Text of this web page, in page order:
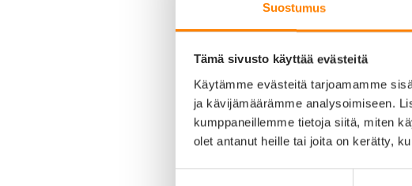
Suostumus
Tämä sivusto käyttää evästeitä
Käytämme evästeitä tarjoamamme
ja kävijämäärämme analysoimiseen.
kumppaneillemme tietoja siitä, miten
olet antanut heille tai joita on kerätty,